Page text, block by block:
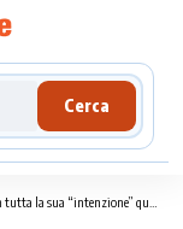
Cerca
essere forte un vortice polare (tempo cosmico)